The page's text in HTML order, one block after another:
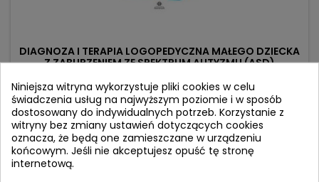
DIAGNOZA I TERAPIA LOGOPEDYCZNA MAŁEGO DZIECKA
Z ZABURZENIEM ZE SPEKTRUM AUTYZMU (ASD)
Autor: Joanna Kwasiborska-Dudek
(0)
Cena
74,90 złCena
podstawowa
89,90 zł
Produkt niedostępny
Niniejsza witryna wykorzystuje pliki cookies w celu
świadczenia usług na najwyższym poziomie i w sposób
dostosowany do indywidualnych potrzeb. Korzystanie z
witryny bez zmiany ustawień dotyczących cookies
oznacza, że będą one zamieszczane w urządzeniu
końcowym. Jeśli nie akceptujesz opuść tę stronę
internetową.